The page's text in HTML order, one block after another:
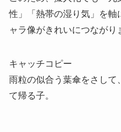
性」「熱帯の湿り気」を軸
ャラ像がきれいにつながり
キャッチコピー
雨粒の似合う葉傘をさして
て帰る子。